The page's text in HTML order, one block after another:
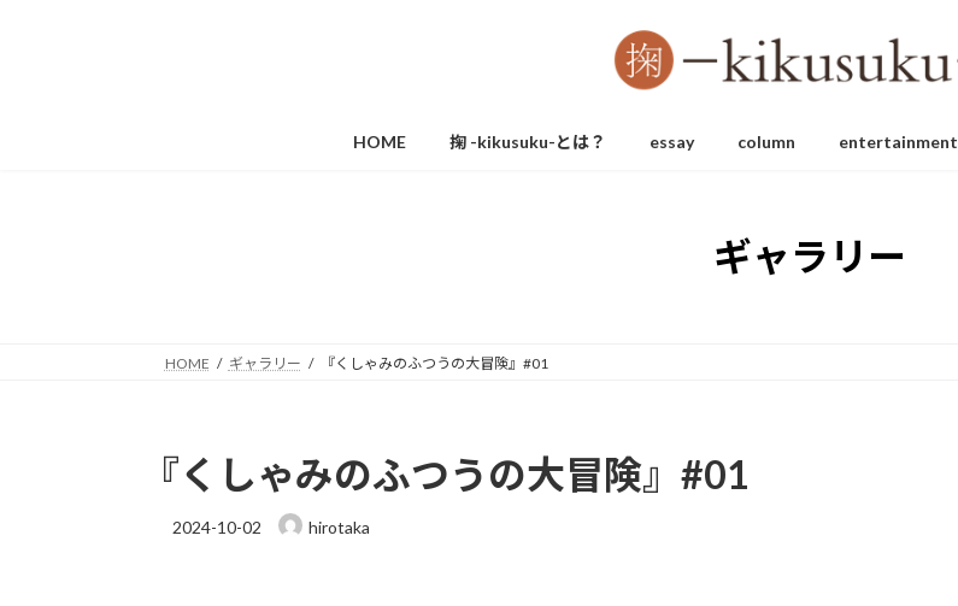
HOME 掬 -kikusuku-とは？ essay column entertainment
ギャラリー
HOME ギャラリー 『くしゃみのふつうの大冒険』#01
『くしゃみのふつうの大冒険』#01
2024-10-02 hirotaka